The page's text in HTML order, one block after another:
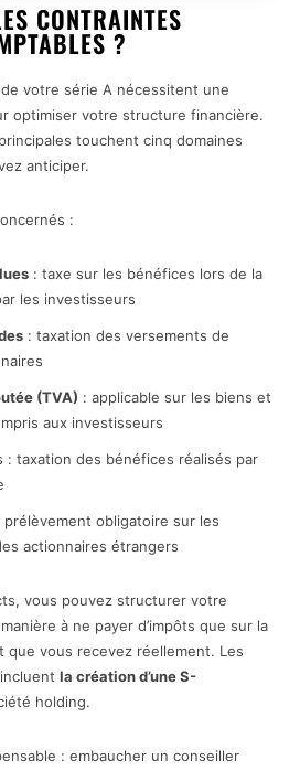
CONTRAINTES
?
de votre série A nécessitent une
optimiser votre structure financière.
touchent cinq domaines
anticiper.
:
: taxe sur les bénéfices lors de la
les investisseurs
: taxation des versements de
(TVA) : applicable sur les biens et
aux investisseurs
: taxation des bénéfices réalisés par
prélèvement obligatoire sur les
actionnaires étrangers
vous pouvez structurer votre
à ne payer d’impôts que sur la
que vous recevez réellement. Les
la création d’une S-
holding.
: embaucher un conseiller